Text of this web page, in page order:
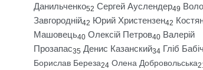
Данильченко52 Сергей Ауслендер49
Завгородній42 Юрий Христензен42
Машовець40 Олексій Петров40 Валерій
Прозапас35 Денис Казанский34 Гліб Бабіч
Борислав Береза24 Олена Добровольська